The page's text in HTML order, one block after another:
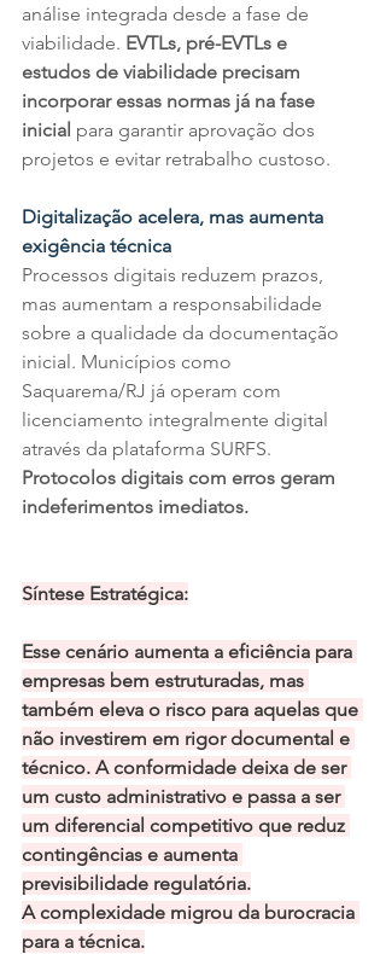
análise integrada desde a fase de
viabilidade. EVTLs, pré-EVTLs e
estudos de viabilidade precisam
incorporar essas normas já na fase
inicial para garantir aprovação dos
projetos e evitar retrabalho custoso.
Digitalização acelera, mas aumenta
exigência técnica
Processos digitais reduzem prazos,
mas aumentam a responsabilidade
sobre a qualidade da documentação
inicial. Municípios como
Saquarema/RJ já operam com
licenciamento integralmente digital
através da plataforma SURFS.
Protocolos digitais com erros geram
indeferimentos imediatos.
Síntese Estratégica:
Esse cenário aumenta a eficiência para
empresas bem estruturadas, mas
também eleva o risco para aquelas que
não investirem em rigor documental e
técnico. A conformidade deixa de ser
um custo administrativo e passa a ser
um diferencial competitivo que reduz
contingências e aumenta
previsibilidade regulatória.
A complexidade migrou da burocracia
para a técnica.